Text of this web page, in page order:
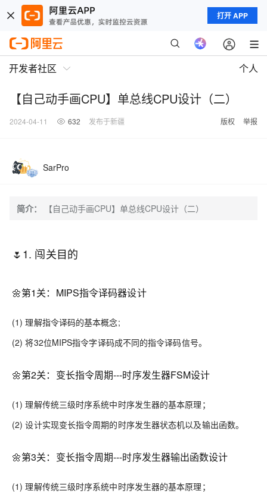
打开 APP
开发者社区 个人
【自己动手画CPU】单总线CPU设计（二）
2024-04-11 632 发布于新疆 版权 举报
SarPro
简介： 【自己动手画CPU】单总线CPU设计（二）
🌷1. 闯关目的
🌼第1关：MIPS指令译码器设计
(1) 理解指令译码的基本概念;
(2) 将32位MIPS指令字译码成不同的指令译码信号。
🌼第2关：变长指令周期---时序发生器FSM设计
(1) 理解传统三级时序系统中时序发生器的基本原理；
(2) 设计实现变长指令周期的时序发生器状态机以及输出函数。
🌼第3关：变长指令周期---时序发生器输出函数设计
(1) 理解传统三级时序系统中时序发生器的基本原理；